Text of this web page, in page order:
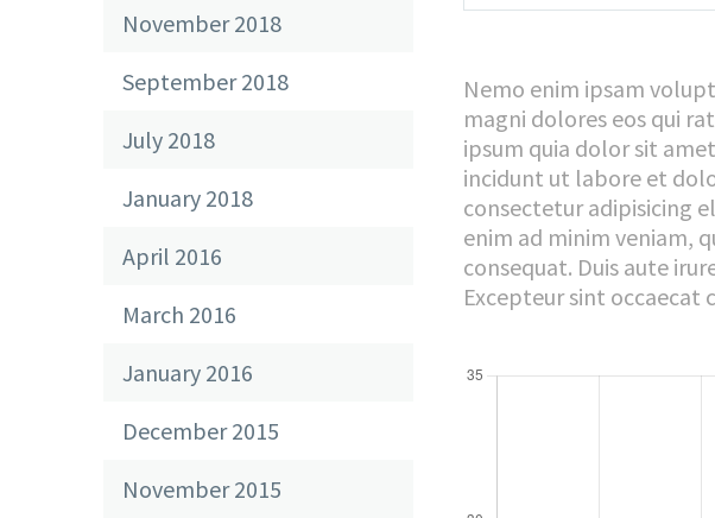
Nemo enim ipsam
magni dolores eos qui
ipsum quia dolor sit
incidunt ut labore et
consectetur adipisicing
enim ad minim veniam,
consequat. Duis aute
Excepteur sint
November 2018
September 2018
July 2018
January 2018
April 2016
March 2016
January 2016
December 2015
November 2015